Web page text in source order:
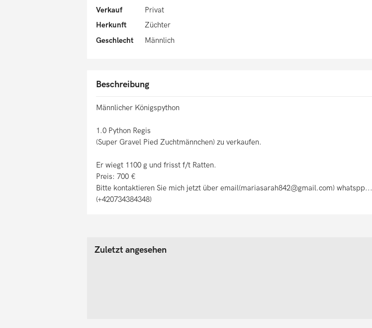
Verkauf
Privat
Herkunft
Züchter
Geschlecht
Männlich
Beschreibung
Männlicher Königspython
1.0 Python Regis
(Super Gravel Pied Zuchtmännchen) zu verkaufen.
Er wiegt 1100 g und frisst f/t Ratten.
Preis: 700 €
Bitte kontaktieren Sie mich jetzt über email(mariasarah842@gmail.com) whatspp...
(+420734384348)
Zuletzt angesehen